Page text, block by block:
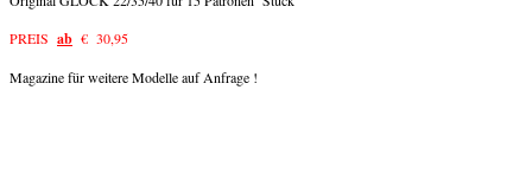
PREIS ab € 30,95
Magazine für weitere Modelle auf Anfrage !